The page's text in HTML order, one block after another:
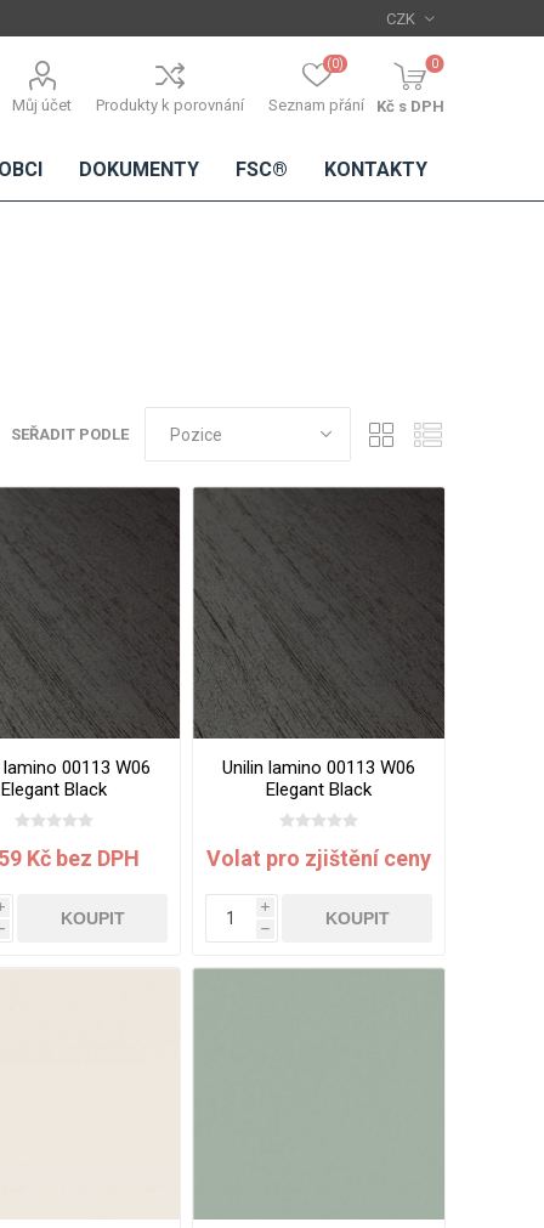
Můj účet Produkty k porovnání Seznam přání
(0) 0
Kč s DPH
Lamináty s
HRANY
KAMENNÉ
DÝHY
DOKUMENTY FSC® KONTAKTY
SEŘADIT PODLE
lamino 00113 W06
Elegant Black
mm
Kč bez DPH
KOUPIT
Unilin lamino 00113 W06
Elegant Black
2800x2070x25 mm
Volat pro zjištění ceny
i
h
KOUPIT